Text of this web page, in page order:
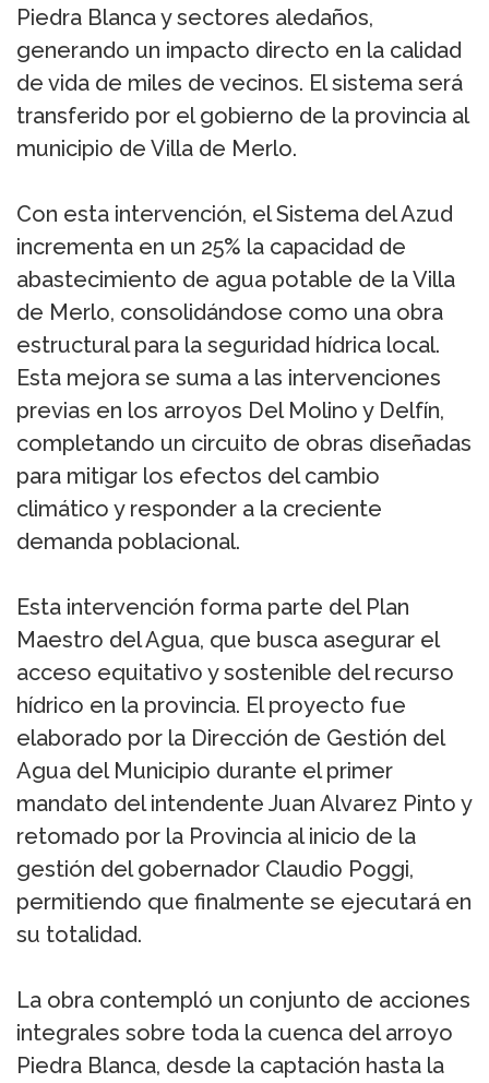
Piedra Blanca y sectores aledaños,
generando un impacto directo en la calidad
de vida de miles de vecinos. El sistema será
transferido por el gobierno de la provincia al
municipio de Villa de Merlo.
Con esta intervención, el Sistema del Azud
incrementa en un 25% la capacidad de
abastecimiento de agua potable de la Villa
de Merlo, consolidándose como una obra
estructural para la seguridad hídrica local.
Esta mejora se suma a las intervenciones
previas en los arroyos Del Molino y Delfín,
completando un circuito de obras diseñadas
para mitigar los efectos del cambio
climático y responder a la creciente
demanda poblacional.
Esta intervención forma parte del Plan
Maestro del Agua, que busca asegurar el
acceso equitativo y sostenible del recurso
hídrico en la provincia. El proyecto fue
elaborado por la Dirección de Gestión del
Agua del Municipio durante el primer
mandato del intendente Juan Alvarez Pinto y
retomado por la Provincia al inicio de la
gestión del gobernador Claudio Poggi,
permitiendo que finalmente se ejecutará en
su totalidad.
La obra contempló un conjunto de acciones
integrales sobre toda la cuenca del arroyo
Piedra Blanca, desde la captación hasta la